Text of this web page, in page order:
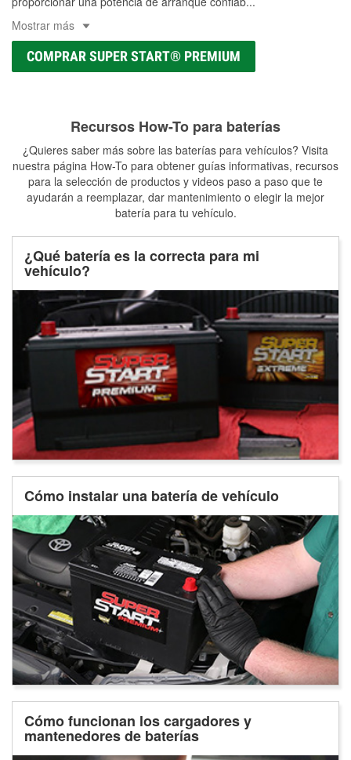
Mostrar más
COMPRAR SUPER START® PREMIUM
Recursos How-To para baterías
¿Quieres saber más sobre las baterías para vehículos? Visita
nuestra página How-To para obtener guías informativas, recursos
para la selección de productos y videos paso a paso que te
ayudarán a reemplazar, dar mantenimiento o elegir la mejor
batería para tu vehículo.
¿Qué batería es la correcta para mi
vehículo?
Cómo instalar una batería de vehículo
Cómo funcionan los cargadores y
mantenedores de baterías